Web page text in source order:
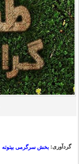
گردآوری: بخش سرگرمی بیتوته